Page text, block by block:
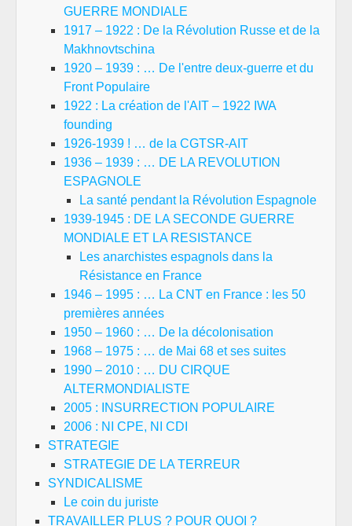
GUERRE MONDIALE
1917 – 1922 : De la Révolution Russe et de la
Makhnovtschina
1920 – 1939 : … De l'entre deux-guerre et du
Front Populaire
1922 : La création de l'AIT – 1922 IWA
founding
1926-1939 ! … de la CGTSR-AIT
1936 – 1939 : … DE LA REVOLUTION
ESPAGNOLE
La santé pendant la Révolution Espagnole
1939-1945 : DE LA SECONDE GUERRE
MONDIALE ET LA RESISTANCE
Les anarchistes espagnols dans la
Résistance en France
1946 – 1995 : … La CNT en France : les 50
premières années
1950 – 1960 : … De la décolonisation
1968 – 1975 : … de Mai 68 et ses suites
1990 – 2010 : … DU CIRQUE
ALTERMONDIALISTE
2005 : INSURRECTION POPULAIRE
2006 : NI CPE, NI CDI
STRATEGIE
STRATEGIE DE LA TERREUR
SYNDICALISME
Le coin du juriste
TRAVAILLER PLUS ? POUR QUOI ?